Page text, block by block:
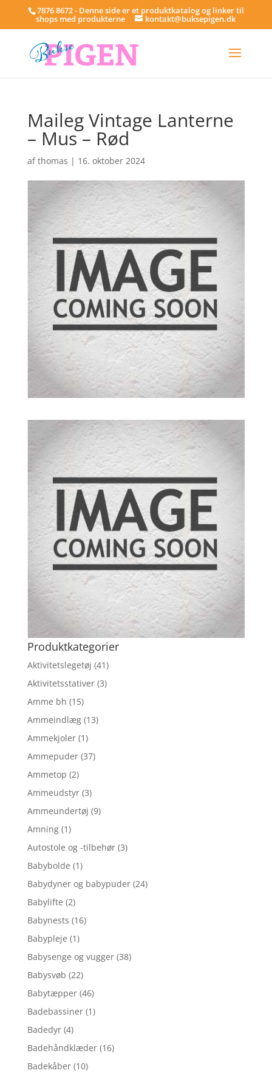
7876 8672 - Denne side er et produktkatalog og linker til
shops med produkterne kontakt@buksepigen.dk
Maileg Vintage Lanterne
– Mus – Rød
afthomas | 16. oktober 2024
Produktkategorier
Aktivitetslegetøj (41)
Aktivitetsstativer (3)
Amme bh (15)
Ammeindlæg (13)
Ammekjoler (1)
Ammepuder (37)
Ammetop (2)
Ammeudstyr (3)
Ammeundertøj (9)
Amning (1)
Autostole og -tilbehør (3)
Babybolde (1)
Babydyner og babypuder (24)
Babylifte (2)
Babynests (16)
Babypleje (1)
Babysenge og vugger (38)
Babysvøb (22)
Babytæpper (46)
Badebassiner (1)
Badedyr (4)
Badehåndklæder (16)
Badekåber (10)